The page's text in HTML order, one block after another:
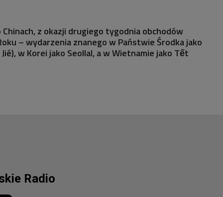
z okazji drugiego tygodnia obchodów
– wydarzenia znanego w Państwie Środka jako
w Korei jako Seollal, a w Wietnamie jako Tết
Radio